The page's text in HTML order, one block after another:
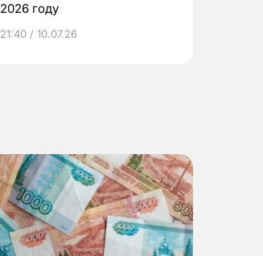
2026 году
21:40 / 10.07.26